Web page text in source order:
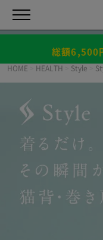
総額6,500
HOME HEALTH Style
特長 愛用